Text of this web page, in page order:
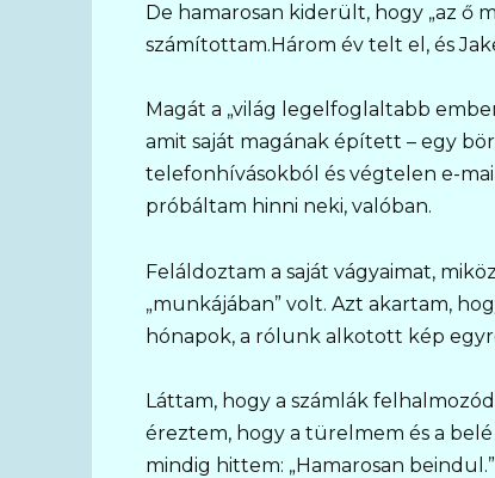
De hamarosan kiderült, hogy „az ő
számítottam.Három év telt el, és
Magát a „világ legelfoglaltabb
amit saját magának épített – egy
telefonhívásokból és végtelen e-
próbáltam hinni neki, valóban.
Feláldoztam a saját vágyaimat,
„munkájában” volt. Azt akartam,
hónapok, a rólunk alkotott kép
Láttam, hogy a számlák
éreztem, hogy a türelmem és a
mindig hittem: „Hamarosan beindul.”